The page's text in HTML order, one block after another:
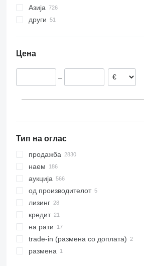
Германија
Холандија
Белгија
Обединето Кралство
Азија
Кина
Турција
Индија
други
Аргентина
Уругвај
Цена
–
Тип на оглас
продажба
наем
аукција
од производителот
лизинг
кредит
на рати
trade-in (размена со доплата)
размена